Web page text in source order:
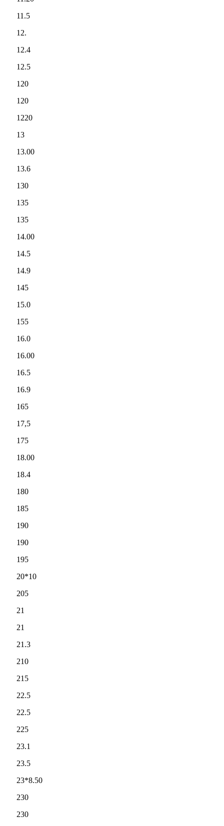
11.5
12.
12.4
12.5
120
120
1220
13
13.00
13.6
130
135
135
14.00
14.5
14.9
145
15.0
155
16.0
16.00
16.5
16.9
165
17,5
175
18.00
18.4
180
185
190
190
195
20*10
205
21
21
21.3
210
215
22.5
22.5
225
23.1
23.5
23*8.50
230
230